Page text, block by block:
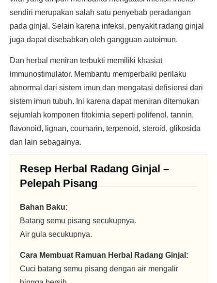
sendiri merupakan salah satu penyebab peradangan
pada ginjal. Selain karena infeksi, penyakit radang ginjal
juga dapat disebabkan oleh gangguan autoimun.
Dan herbal meniran terbukti memiliki khasiat
immunostimulator. Membantu memperbaiki perilaku
abnormal dari sistem imun dan mengatasi defisiensi dari
sistem imun tubuh. Ini karena dapat meniran ditemukan
sejumlah komponen fitokimia seperti polifenol, tannin,
flavonoid, lignan, coumarin, terpenoid, steroid, glikosida
dan lain sebagainya.
Resep Herbal Radang Ginjal –
Pelepah Pisang
Bahan Baku:
Batang semu pisang secukupnya.
Air gula secukupnya.
Cara Membuat Ramuan Herbal Radang Ginjal:
Cuci batang semu pisang dengan air mengalir